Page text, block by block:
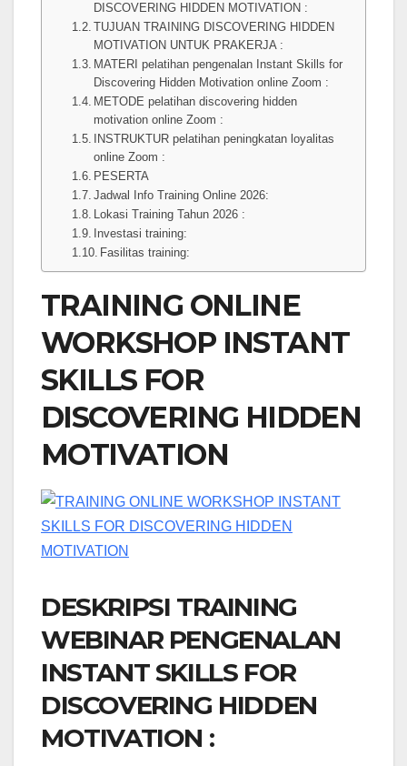
DISCOVERING HIDDEN MOTIVATION :
TUJUAN TRAINING DISCOVERING HIDDEN
MOTIVATION UNTUK PRAKERJA :
MATERI pelatihan pengenalan Instant Skills for
Discovering Hidden Motivation online Zoom :
METODE pelatihan discovering hidden
motivation online Zoom :
INSTRUKTUR pelatihan peningkatan loyalitas
online Zoom :
PESERTA
Jadwal Info Training Online 2026:
Lokasi Training Tahun 2026 :
Investasi training:
Fasilitas training:
TRAINING ONLINE
WORKSHOP INSTANT
SKILLS FOR
DISCOVERING HIDDEN
MOTIVATION
DESKRIPSI TRAINING
WEBINAR PENGENALAN
INSTANT SKILLS FOR
DISCOVERING HIDDEN
MOTIVATION :